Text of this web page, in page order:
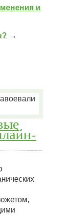
и
→